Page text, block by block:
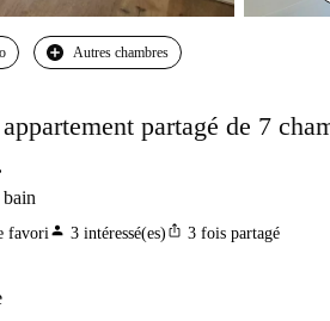
Autres chambres
partagé de 7
bain
favoriperson 3 intéressé(es) ios_share 3 fois partagé